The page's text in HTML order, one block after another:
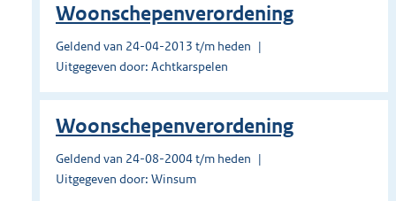
Woonschepenverordening
Geldend van 24-04-2013 t/m heden
Uitgegeven door: Achtkarspelen
Woonschepenverordening
Geldend van 24-08-2004 t/m heden
Uitgegeven door: Winsum